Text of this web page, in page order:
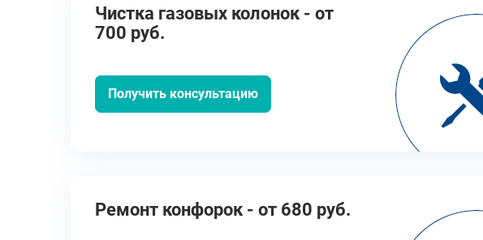
Чистка газовых колонок - от
700 руб.
Получить консультацию
Ремонт конфорок - от 680 руб.